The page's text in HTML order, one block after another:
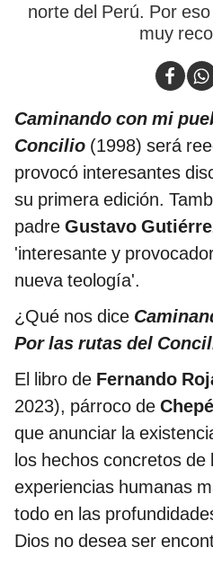
norte del Perú. Por
muy
Caminando con mi
Concilio (1998) será
provocó interesantes
su primera edición.
padre Gustavo
'interesante y
nueva teología'.
¿Qué nos dice
Por las rutas del
El libro de Fernando
2023), párroco de
que anunciar la
los hechos concretos de
experiencias humanas
todo en las
Dios no desea ser